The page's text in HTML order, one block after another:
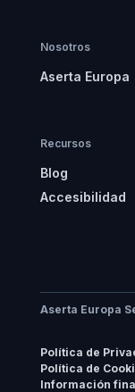
Nosotros
Aserta Europa
Recursos
Blog
Accesibilidad
Aserta Europa
Política de
Política de
Información